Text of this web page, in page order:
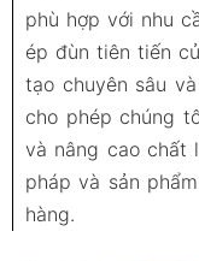
phù hợp với nhu
ép đùn tiên tiến
tạo chuyên sâu
cho phép chúng
và nâng cao chất
pháp và sản
hàng.